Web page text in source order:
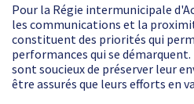
Pour la Régie intermunicipale
les communications et la
constituent des priorités qui
performances qui se
sont soucieux de préserver leur
être assurés que leurs efforts en